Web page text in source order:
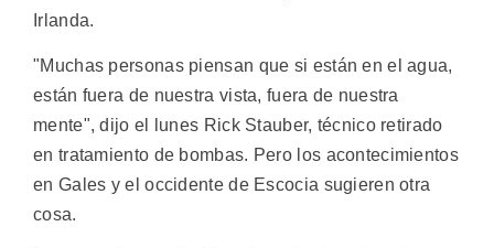
Irlanda.
"Muchas personas piensan que si están en el agua,
están fuera de nuestra vista, fuera de nuestra
mente", dijo el lunes Rick Stauber, técnico retirado
en tratamiento de bombas. Pero los acontecimientos
en Gales y el occidente de Escocia sugieren otra
cosa.